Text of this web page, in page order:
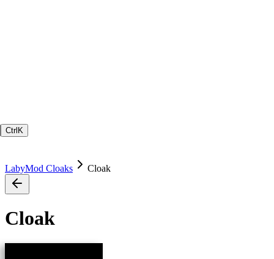
Ctrl K
LabyMod Cloaks Cloak
Cloak